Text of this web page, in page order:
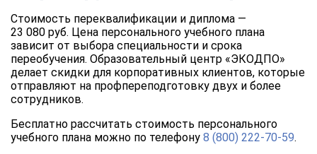
Стоимость переквалификации и диплома —
23 080 руб. Цена персонального учебного плана
зависит от выбора специальности и срока
переобучения. Образовательный центр «ЭКОДПО»
делает скидки для корпоративных клиентов, которые
отправляют на профпереподготовку двух и более
сотрудников.
Бесплатно рассчитать стоимость персонального
учебного плана можно по телефону 8 (800) 222-70-59.